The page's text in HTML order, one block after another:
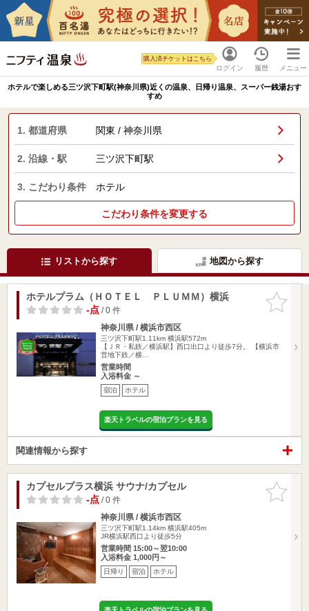
ログイン
購入済チケットはこちら
履歴 メニュー
ホテルで楽しめる三ツ沢下町駅(神奈川県)近くの温泉、日帰り温泉、スーパー銭湯おす
すめ
1. 都道府県 関東 / 神奈川県
2. 沿線・駅 三ツ沢下町駅
3. こだわり条件 ホテル
こだわり条件を変更する
リストから探す 地図から探す
お気に入
りに追加
ホテルプラム（ＨＯＴＥＬ ＰＬＵＭＭ）横浜
-点/ 0 件
神奈川県 / 横浜市西区
三ツ沢下町駅1.11km 横浜駅572m
【ＪＲ・私鉄／横浜駅】西口出口より徒歩7分。 【横浜市
営地下鉄／横…
営業時間
入浴料金 ～
宿泊 ホテル
楽天トラベルの宿泊プランを見る
関連情報から探す
お気に入
りに追加
カプセルプラス横浜 サウナ/カプセル
-点/ 0 件
神奈川県 / 横浜市西区
三ツ沢下町駅1.14km 横浜駅405m
JR横浜駅西口より徒歩5分
営業時間 15:00～翌10:00
入浴料金 1,000円～
日帰り 宿泊 ホテル